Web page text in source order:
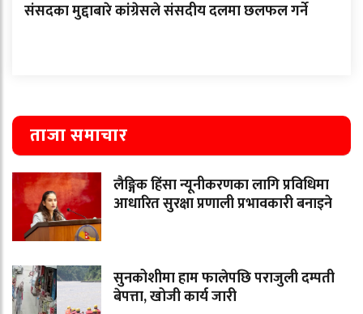
संसदका मुद्दाबारे कांग्रेसले संसदीय दलमा छलफल गर्ने
ताजा समाचार
लैङ्गिक हिंसा न्यूनीकरणका लागि प्रविधिमा
आधारित सुरक्षा प्रणाली प्रभावकारी बनाइने
सुनकोशीमा हाम फालेपछि पराजुली दम्पती
बेपत्ता, खोजी कार्य जारी